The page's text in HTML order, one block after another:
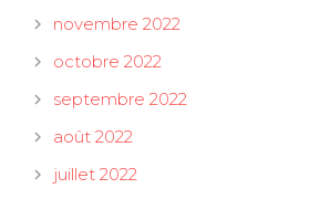
novembre 2022
octobre 2022
septembre 2022
août 2022
juillet 2022